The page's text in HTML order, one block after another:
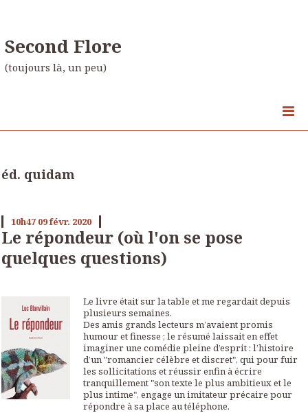
Second Flore
(toujours là, un peu)
éd. quidam
10h47 09févr. 2020
Le répondeur (où l'on se pose
quelques questions)
Le livre était sur la table et me regardait depuis
plusieurs semaines.
Des amis grands lecteurs m’avaient promis
humour et finesse ; le résumé laissait en effet
imaginer une comédie pleine d’esprit : l’histoire
d’un "romancier célèbre et discret", qui pour fuir
les sollicitations et réussir enfin à écrire
tranquillement "son texte le plus ambitieux et le
plus intime", engage un imitateur précaire pour
répondre à sa place au téléphone.